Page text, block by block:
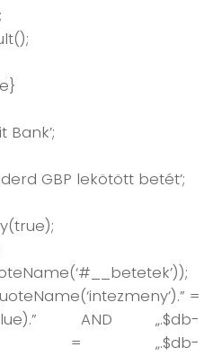
Bank’;
GBP lekötött betét’;
=
AND „.$db-
= „.$db-